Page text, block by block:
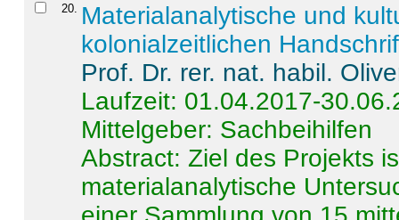
20
Materialanalytische und
kolonialzeitlichen
Prof. Dr. rer. nat. habil.
Laufzeit: 01.04.2017-
Mittelgeber: Sachbeihilfen
Abstract:Ziel des Projekts
materialanalytische